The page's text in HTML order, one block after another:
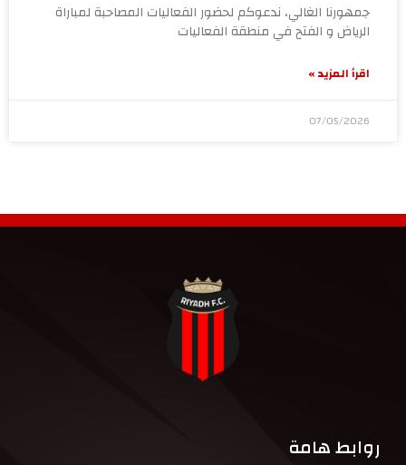
جمهورنا الغالي، ندعوكم لحضور الفعاليات المصاحبة لمباراة
الرياض و الفتح في منطقة الفعاليات
اقرأ المزيد »
07/05/2026
روابط هامة